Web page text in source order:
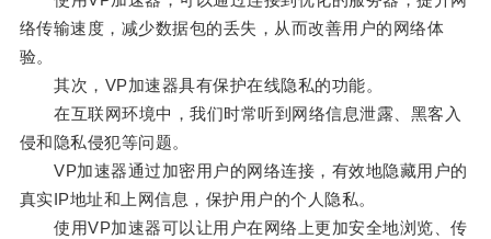
络传输速度，减少数据包的丢失，从而改善用户的网络体
验。
其次，VP加速器具有保护在线隐私的功能。
在互联网环境中，我们时常听到网络信息泄露、黑客入
侵和隐私侵犯等问题。
VP加速器通过加密用户的网络连接，有效地隐藏用户的
真实IP地址和上网信息，保护用户的个人隐私。
使用VP加速器可以让用户在网络上更加安全地浏览、传